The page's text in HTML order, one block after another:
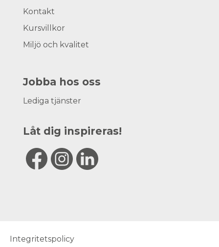
Kontakt
Kursvillkor
Miljö och kvalitet
Jobba hos oss
Lediga tjänster
Låt dig inspireras!
Integritetspolicy